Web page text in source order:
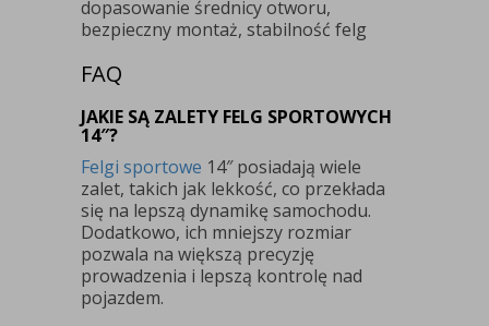
dopasowanie średnicy otworu,
bezpieczny montaż, stabilność felg
FAQ
JAKIE SĄ ZALETY FELG SPORTOWYCH
14″?
Felgi sportowe 14″ posiadają wiele
zalet, takich jak lekkość, co przekłada
się na lepszą dynamikę samochodu.
Dodatkowo, ich mniejszy rozmiar
pozwala na większą precyzję
prowadzenia i lepszą kontrolę nad
pojazdem.